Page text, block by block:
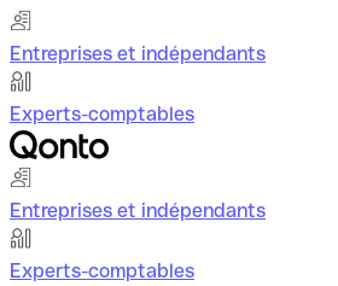
Entreprises et indépendants
Experts-comptables
Entreprises et indépendants
Experts-comptables